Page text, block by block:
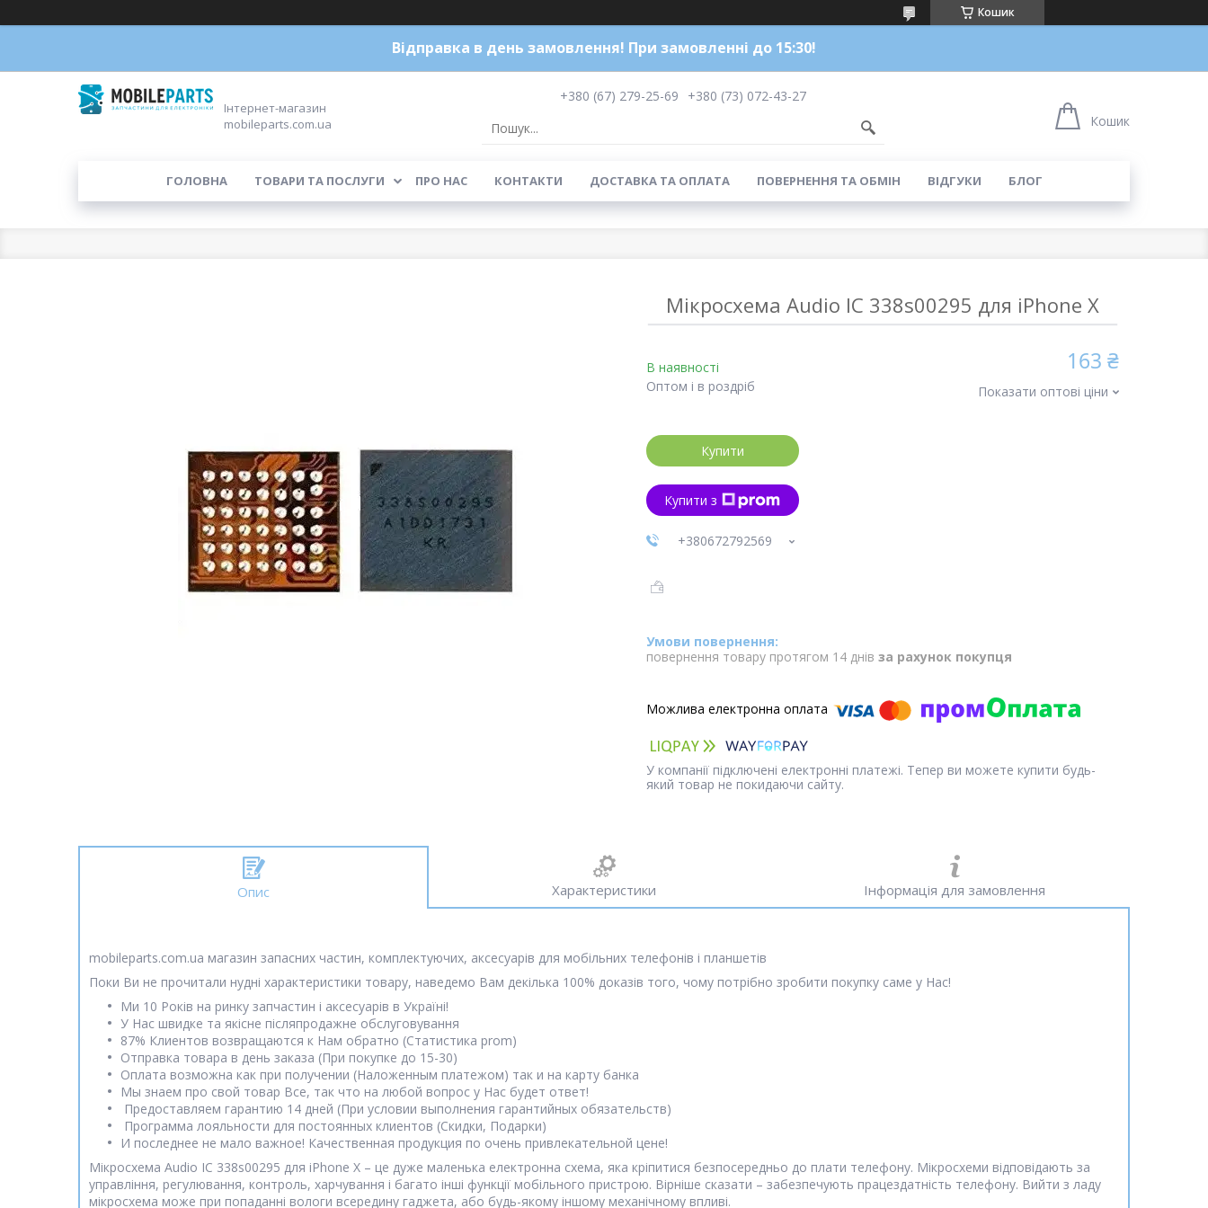
Кошик
Відправка в день замовлення! При замовленні до 15:30!
Інтернет-магазин
mobileparts.com.ua
+380 (67) 279-25-69
+380 (73) 072-43-27
Кошик
ГОЛОВНА ТОВАРИ ТА ПОСЛУГИ ПРО НАС КОНТАКТИ ДОСТАВКА ТА ОПЛАТА ПОВЕРНЕННЯ ТА ОБМІН ВІДГУКИ БЛОГ
Мікросхема Audio IC 338s00295 для iPhone X
В наявності
Оптом і в роздріб
163 ₴
Показати оптові ціни
Купити
Купити з
+380672792569
повернення товару протягом 14 днів за рахунок покупця
У компанії підключені електронні платежі. Тепер ви можете купити будь-
який товар не покидаючи сайту.
Опис Характеристики Інформація для замовлення
mobileparts.com.ua магазин запасних частин, комплектуючих, аксесуарів для мобільних телефонів і планшетів
Поки Ви не прочитали нудні характеристики товару, наведемо Вам декілька 100% доказів того, чому потрібно зробити покупку саме у Нас!
Ми 10 Років на ринку запчастин і аксесуарів в Україні!
У Нас швидке та якісне післяпродажне обслуговування
87% Клиентов возвращаются к Нам обратно (Статистика prom)
Отправка товара в день заказа (При покупке до 15-30)
Оплата возможна как при получении (Наложенным платежом) так и на карту банка
Мы знаем про свой товар Все, так что на любой вопрос у Нас будет ответ!
Предоставляем гарантию 14 дней (При условии выполнения гарантийных обязательств)
Программа лояльности для постоянных клиентов (Скидки, Подарки)
И последнее не мало важное! Качественная продукция по очень привлекательной цене!
Мікросхема Audio IC 338s00295 для iPhone X – це дуже маленька електронна схема, яка кріпитися безпосередньо до плати телефону. Мікросхеми відповідають за
управління, регулювання, контроль, харчування і багато інші функції мобільного пристрою. Вірніше сказати – забезпечують працездатність телефону. Вийти з ладу
мікросхема може при попаданні вологи всередину гаджета, або будь-якому іншому механічному впливі.